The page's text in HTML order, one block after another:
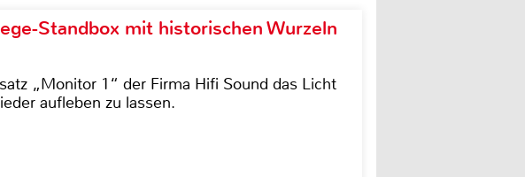
Standbox mit historischen Wurzeln
„Monitor 1“ der Firma Hifi Sound das Licht
aufleben zu lassen.